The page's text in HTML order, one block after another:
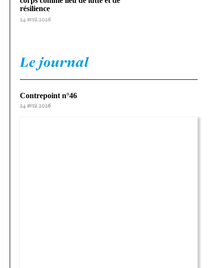
résilience
24 avril 2026
Le journal
Contrepoint n°46
24 avril 2026